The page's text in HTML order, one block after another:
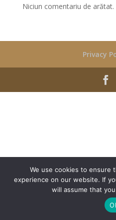
Niciun comentariu de arătat.
Privacy
We use cookies to ensure
experience on our website. If
will assume that